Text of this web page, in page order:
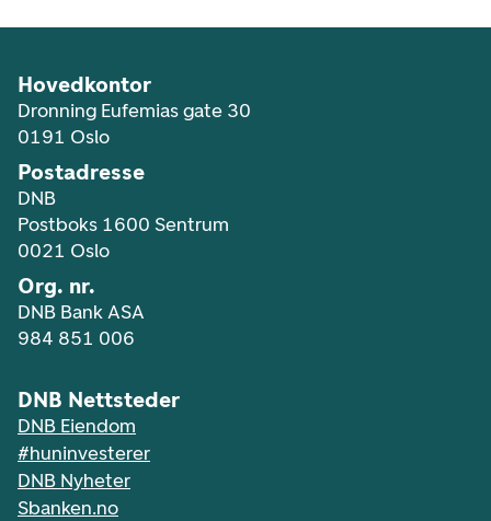
Hovedkontor
Dronning Eufemias gate 30
0191 Oslo
Postadresse
DNB
Postboks 1600 Sentrum
0021 Oslo
Org. nr.
DNB Bank ASA
984 851 006
DNB Nettsteder
DNB Eiendom
#huninvesterer
DNB Nyheter
Sbanken.no